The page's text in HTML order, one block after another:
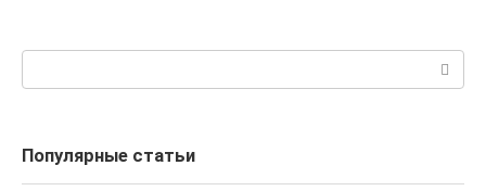
Популярные статьи